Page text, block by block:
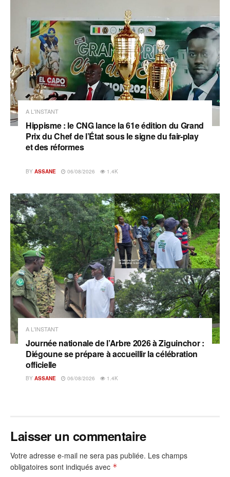
A L'INSTANT
Hippisme : le CNG lance la 61e édition du Grand
Prix du Chef de l’État sous le signe du fair-play
et des réformes
BY ASSANE 06/08/2026 1.4K
A L'INSTANT
Journée nationale de l’Arbre 2026 à Ziguinchor :
Diégoune se prépare à accueillir la célébration
officielle
BY ASSANE 06/08/2026 1.4K
Laisser un commentaire
Votre adresse e-mail ne sera pas publiée. Les champs
obligatoires sont indiqués avec *